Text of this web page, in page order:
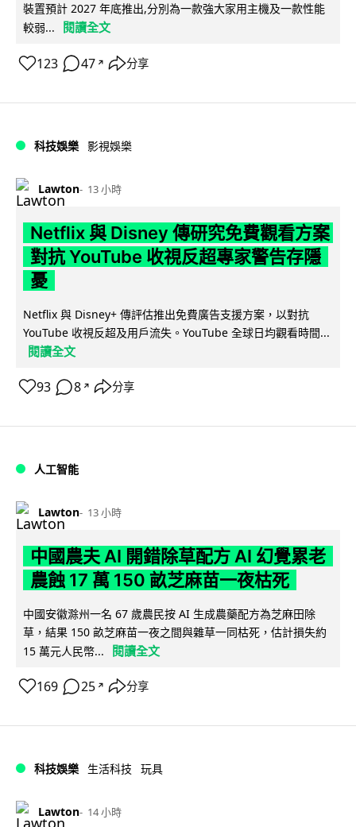
裝置預計 2027 年底推出,分別為一款強大家用主機及一款性能
較弱...
閱讀全文
123 47 ↗ 分享
科技娛樂 影視娛樂
Lawton 13 小時
Netflix 與 Disney 傳研究免費觀看方案
對抗 YouTube 收視反超專家警告存隱
憂
Netflix 與 Disney+ 傳評估推出免費廣告支援方案，以對抗
YouTube 收視反超及用戶流失。YouTube 全球日均觀看時間...
閱讀全文
93 8 ↗ 分享
人工智能
Lawton 13 小時
中國農夫 AI 開錯除草配方 AI 幻覺累老
農蝕 17 萬 150 畝芝麻苗一夜枯死
中國安徽滁州一名 67 歲農民按 AI 生成農藥配方為芝麻田除
草，結果 150 畝芝麻苗一夜之間與雜草一同枯死，估計損失約
15 萬元人民幣...
閱讀全文
169 25 ↗ 分享
科技娛樂 生活科技 玩具
Lawton 14 小時